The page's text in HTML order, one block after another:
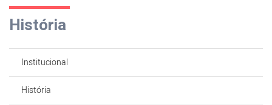
Empresa
Mídias
Contato
História
Institucional
História